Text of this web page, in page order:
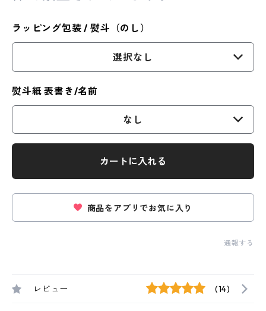
ラッピング包装 / 熨斗（のし）
選択なし
熨斗紙 表書き/名前
なし
カートに入れる
商品をアプリでお気に入り
通報する
レビュー (14)